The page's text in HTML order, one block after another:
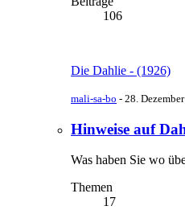
106
Die Dahlie - (1926)
mali-sa-bo - 28.
Hinweise auf
Was haben Sie wo
Themen
17